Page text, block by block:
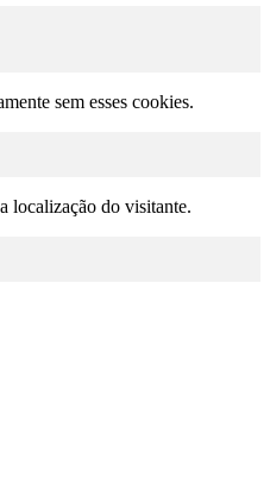
sem esses cookies.
localização do visitante.